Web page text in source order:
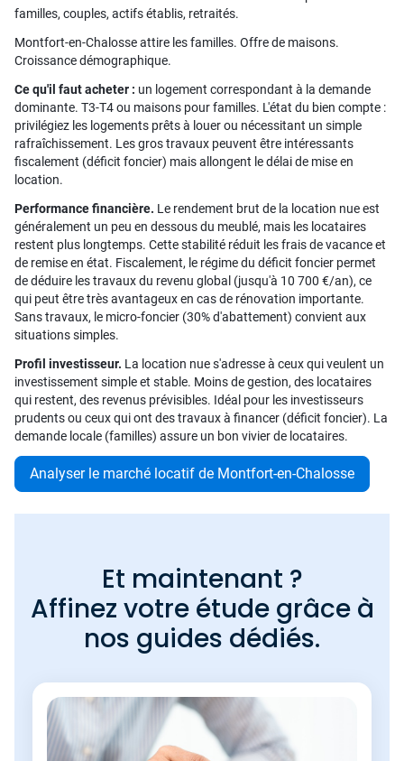
familles, couples, actifs établis, retraités.
Montfort-en-Chalosse attire les familles. Offre de maisons.
Croissance démographique.
Ce qu'il faut acheter : un logement correspondant à la demande
dominante. T3-T4 ou maisons pour familles. L'état du bien compte :
privilégiez les logements prêts à louer ou nécessitant un simple
rafraîchissement. Les gros travaux peuvent être intéressants
fiscalement (déficit foncier) mais allongent le délai de mise en
location.
Performance financière. Le rendement brut de la location nue est
généralement un peu en dessous du meublé, mais les locataires
restent plus longtemps. Cette stabilité réduit les frais de vacance et
de remise en état. Fiscalement, le régime du déficit foncier permet
de déduire les travaux du revenu global (jusqu'à 10 700 €/an), ce
qui peut être très avantageux en cas de rénovation importante.
Sans travaux, le micro-foncier (30% d'abattement) convient aux
situations simples.
Profil investisseur. La location nue s'adresse à ceux qui veulent un
investissement simple et stable. Moins de gestion, des locataires
qui restent, des revenus prévisibles. Idéal pour les investisseurs
prudents ou ceux qui ont des travaux à financer (déficit foncier). La
demande locale (familles) assure un bon vivier de locataires.
Analyser le marché locatif de Montfort-en-Chalosse
Et maintenant ?
Affinez votre étude grâce à
nos guides dédiés.